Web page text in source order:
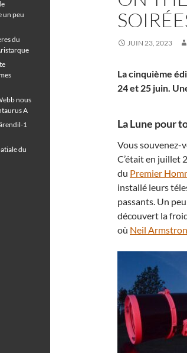
JUIN 23, 2023
La cinquième
24 et 25 juin.
La Lune pour
Vous souvenez-
C’était en juillet
du Premier
installé leurs
passants. Un
découvert la
où Neil
un peu
du
nous
A
1
du